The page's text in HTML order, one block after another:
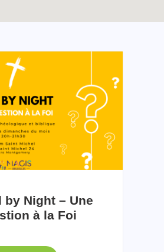
by Night – Une
à la Foi